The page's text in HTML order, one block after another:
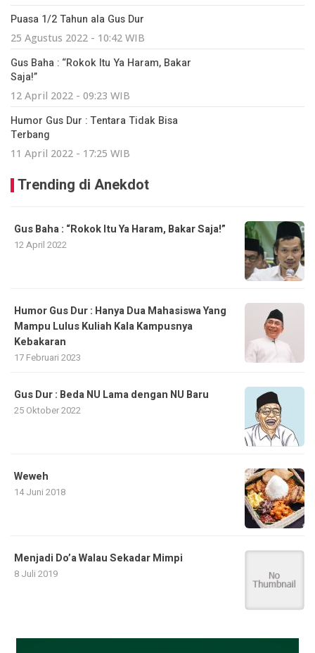
Puasa 1/2 Tahun ala Gus Dur
25 Agustus 2022 - 10:42 WIB
Gus Baha : “Rokok Itu Ya Haram, Bakar
Saja!”
12 April 2022 - 09:23 WIB
Humor Gus Dur : Tentara Tidak Bisa
Terbang
11 April 2022 - 17:25 WIB
Trending di Anekdot
Gus Baha : “Rokok Itu Ya Haram, Bakar Saja!”
12 April 2022
Humor Gus Dur : Hanya Dua Mahasiswa Yang
Mampu Lulus Kuliah Kala Kampusnya
Kebakaran
17 Februari 2023
Gus Dur : Beda NU Lama dengan NU Baru
25 Oktober 2022
Weweh
14 Juni 2018
Menjadi Do’a Walau Sekadar Mimpi
8 Juli 2019